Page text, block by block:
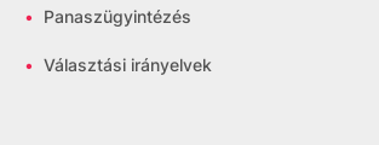
• Panaszügyintézés
• Választási irányelvek